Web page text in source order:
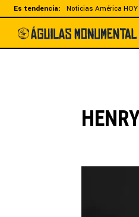
Es tendencia: Noticias América HOY